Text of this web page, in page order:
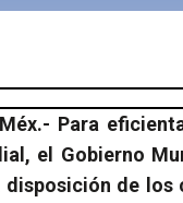
Méx.- Para
el Gobierno
disposición de los